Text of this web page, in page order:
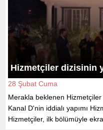
Hizmetçiler dizisinin
28 Şubat Cuma
Merakla beklenen
Kanal D'nin iddialı yapımı
Hizmetçiler, ilk bölümüyle